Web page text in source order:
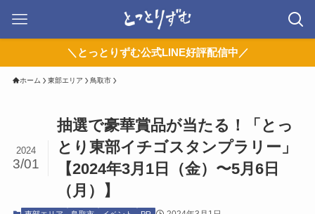
＼とっとりずむ公式LINE好評配信中／
ホーム 東部エリア 鳥取市
抽選で豪華賞品が当たる！「とっ
とり東部イチゴスタンプラリー」
【2024年3月1日（金）〜5月6日
（月）】
2024
3/01